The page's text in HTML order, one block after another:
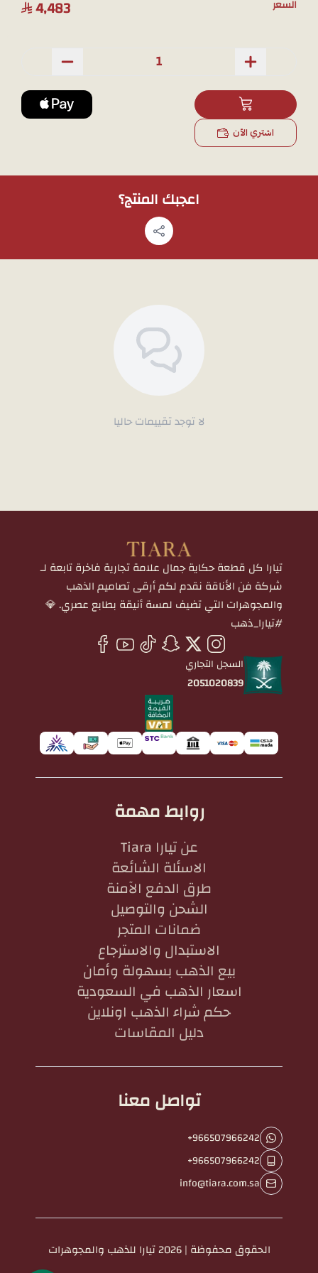
وزن المنتج : 6.9 جرام
صور اضافية عبرالواتساب ، وسوف نقوم بتصويره بالجوال
السعر 4,483
اشتري الآن
اعجبك المنتج؟
لا توجد تقييمات حاليا
تيارا كل قطعة حكاية جمال علامة تجارية فاخرة تابعة لـ
شركة فن الأناقة نقدم لكم أرقى تصاميم الذهب
والمجوهرات التي تضيف لمسة أنيقة بطابع عصري. 💎
#تيارا_ذهب
السجل التجاري
2051020839
روابط مهمة
عن تيارا Tiara
الاسئلة الشائعة
طرق الدفع الآمنة
الشحن والتوصيل
ضمانات المتجر
الاستبدال والاسترجاع
بيع الذهب بسهولة وأمان
اسعار الذهب في السعودية
حكم شراء الذهب اونلاين
دليل المقاسات
تواصل معنا
+966507966242
+966507966242
info@tiara.com.sa
الحقوق محفوظة | 2026 تيارا للذهب والمجوهرات